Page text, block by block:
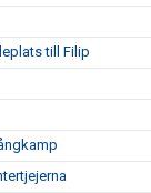
till Filip